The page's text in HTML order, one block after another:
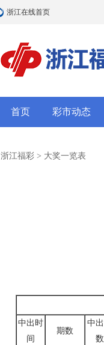
浙江在线首页
首页 彩市动态
浙江福彩 > 大奖一览表
中出时
间
期数
中
数